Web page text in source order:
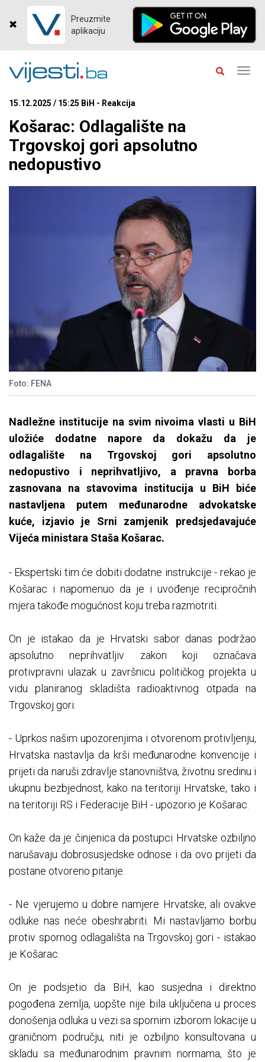
Preuzmite
aplikaciju
15.12.2025 / 15:25 BiH - Reakcija
Košarac: Odlagalište na
Trgovskoj gori apsolutno
nedopustivo
Foto: FENA
Nadležne institucije na svim nivoima vlasti u BiH
uložiće dodatne napore da dokažu da je
odlagalište na Trgovskoj gori apsolutno
nedopustivo i neprihvatljivo, a pravna borba
zasnovana na stavovima institucija u BiH biće
nastavljena putem međunarodne advokatske
kuće, izjavio je Srni zamjenik predsjedavajuće
Vijeća ministara Staša Košarac.
- Ekspertski tim će dobiti dodatne instrukcije - rekao je
Košarac i napomenuo da je i uvođenje recipročnih
mjera takođe mogućnost koju treba razmotriti.
On je istakao da je Hrvatski sabor danas podržao
apsolutno neprihvatljiv zakon koji označava
protivpravni ulazak u završnicu političkog projekta u
vidu planiranog skladišta radioaktivnog otpada na
Trgovskoj gori.
- Uprkos našim upozorenjima i otvorenom protivljenju,
Hrvatska nastavlja da krši međunarodne konvencije i
prijeti da naruši zdravlje stanovništva, životnu sredinu i
ukupnu bezbjednost, kako na teritoriji Hrvatske, tako i
na teritoriji RS i Federacije BiH - upozorio je Košarac.
On kaže da je činjenica da postupci Hrvatske ozbiljno
narušavaju dobrosusjedske odnose i da ovo prijeti da
postane otvoreno pitanje.
- Ne vjerujemo u dobre namjere Hrvatske, ali ovakve
odluke nas neće obeshrabriti. Mi nastavljamo borbu
protiv spornog odlagališta na Trgovskoj gori - istakao
je Košarac.
On je podsjetio da BiH, kao susjedna i direktno
pogođena zemlja, uopšte nije bila uključena u proces
donošenja odluka u vezi sa spornim izborom lokacije u
graničnom području, niti je ozbiljno konsultovana u
skladu sa međunarodnim pravnim normama, što je